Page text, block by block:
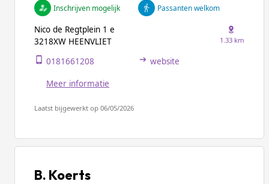
Inschrijven mogelijk Passanten welkom
Nico de Regtplein 1 e
3218XW HEENVLIET
1.33 km
0181661208 website
Meer informatie
Laatst bijgewerkt op 06/05/2026
B. Koerts